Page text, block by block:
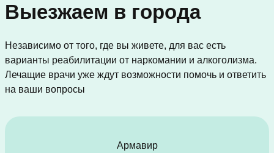
Выезжаем в города
Независимо от того, где вы живете, для вас есть
варианты реабилитации от наркомании и алкоголизма.
Лечащие врачи уже ждут возможности помочь и ответить
на ваши вопросы
Армавир